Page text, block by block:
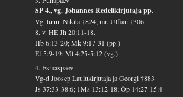
SP 4., vg. Johannes Redelikirjutaja pp.
Vg. tunn. Nikita †824; mr. Ulfian †306.
8. v. HE Jh 20:11-18.
Hb 6:13-20; Mk 9:17-31 (pp.)
Ef 5:9-19; Mt 4:25-5:12 (vg.)
4. Esmaspäev
Vg-d Joosep Laulukirjutaja ja Georgi †883
Js 37:33-38:6; 1Ms 13:12-18; Õp 14:27-15:4